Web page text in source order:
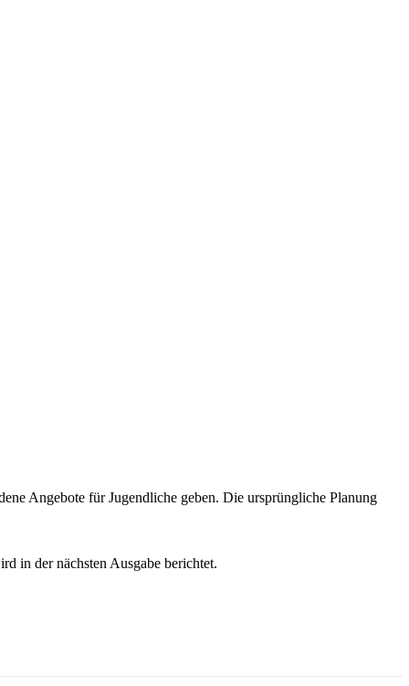
Angebote für Jugendliche geben. Die ursprüngliche Planung
in der nächsten Ausgabe berichtet.